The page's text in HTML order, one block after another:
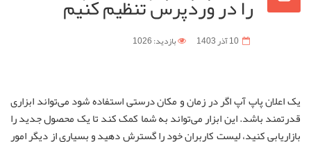
را در وردپرس تنظیم کنیم
10 آذر 1403 بازدید: 1026
یک اعلان پاپ آپ اگر در زمان و مکان درستی استفاده شود می‌تواند ابزاری
قدرتمند باشد. این ابزار می‌تواند به شما کمک کند تا یک محصول جدید را
بازاریابی کنید، لیست کاربران خود را گسترش دهید و بسیاری از دیگر امور